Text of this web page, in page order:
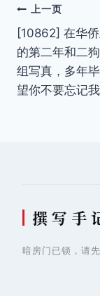
文
章
导
航
上一页
[10862] 在华
的第二年和二
组写真，多年
望你不要忘记我
撰 写 手
暗房门已锁，请先